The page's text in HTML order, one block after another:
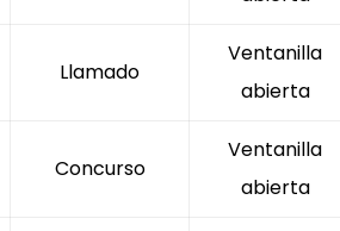
Llamado
Ventanilla
abierta
Concurso
Ventanilla
abierta